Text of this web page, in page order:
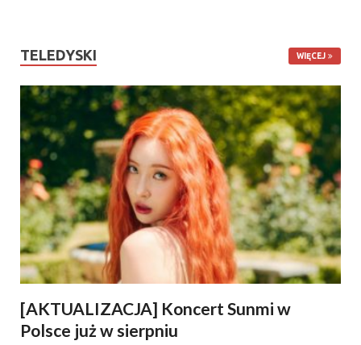
TELEDYSKI WIĘCEJ
[AKTUALIZACJA] Koncert Sunmi w
Polsce już w sierpniu